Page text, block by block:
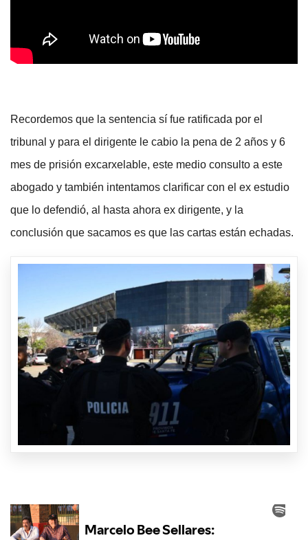
Recordemos que la sentencia sí fue ratificada por el
tribunal y para el dirigente le cabio la pena de 2 años y 6
mes de prisión excarxelable, este medio consulto a este
abogado y también intentamos clarificar con el ex estudio
que lo defendió, al hasta ahora ex dirigente, y la
conclusión que sacamos es que las cartas están echadas.